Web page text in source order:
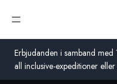
Erbjudanden i samband med
all inclusive-expeditioner
Öppna meny